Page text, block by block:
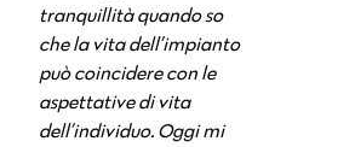
tranquillità quando so
che la vita dell’impianto
può coincidere con le
aspettative di vita
dell’individuo. Oggi mi